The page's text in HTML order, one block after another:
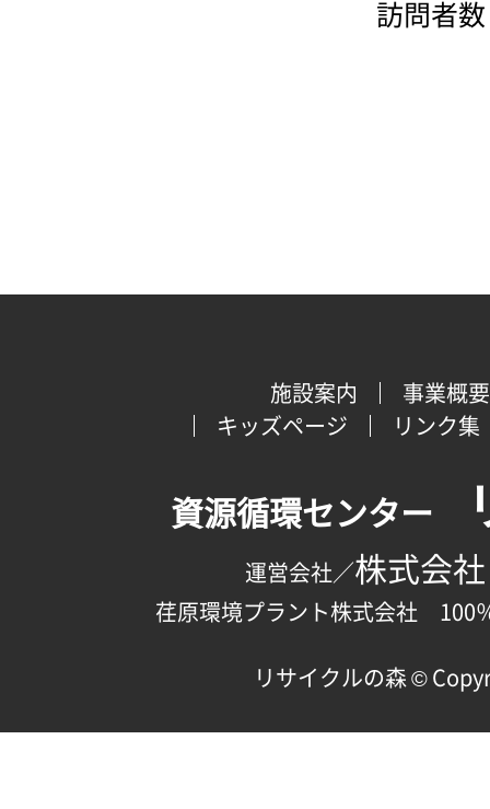
訪問者
施設案内
事業概要
キッズページ
リンク集
資源循環センター
運営会社／株式会
荏原環境プラント株式会社 100
リサイクルの森 ©